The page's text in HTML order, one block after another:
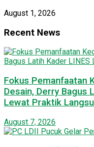
August 1, 2026
Recent News
Fokus Pemanfaatan
Desain, Derry Bagus
Lewat Praktik
August 7, 2026